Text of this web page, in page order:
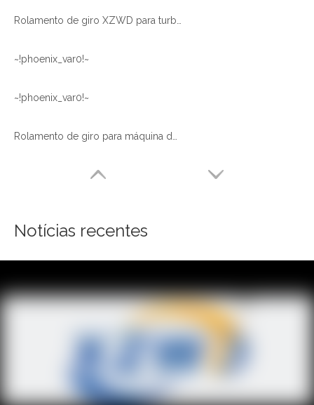
~!phoenix_var0!~
~!phoenix_var0!~
Notícias recentes